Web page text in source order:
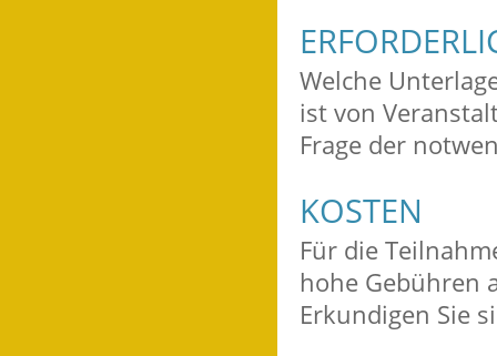
Welche
ist von
Frage der
KOSTEN
Für die
hohe Gebühren
Erkundigen Sie